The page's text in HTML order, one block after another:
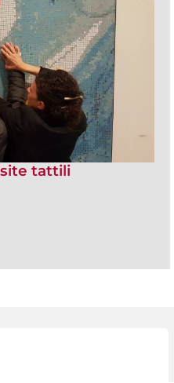
tattili